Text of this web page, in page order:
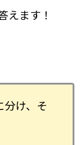
えます！
分け、そ